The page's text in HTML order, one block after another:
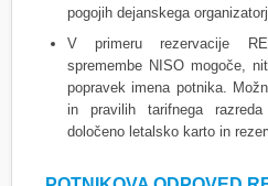
pogojih dejanskega
V primeru rezervacije
spremembe NISO mogoče,
popravek imena potnika.
in pravilih tarifnega
določeno letalsko karto in